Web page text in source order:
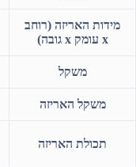
מידות האריזה (רוחב
x עומק x גובה)
משקל
משקל האריזה
תכולת האריזה